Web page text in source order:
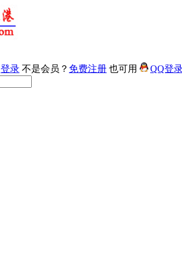
登录 不是会员？ 免费注册 也可用 QQ登